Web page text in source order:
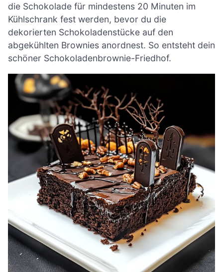
die Schokolade für mindestens 20 Minuten im
Kühlschrank fest werden, bevor du die
dekorierten Schokoladenstücke auf den
abgekühlten Brownies anordnest. So entsteht dein
schöner Schokoladenbrownie-Friedhof.